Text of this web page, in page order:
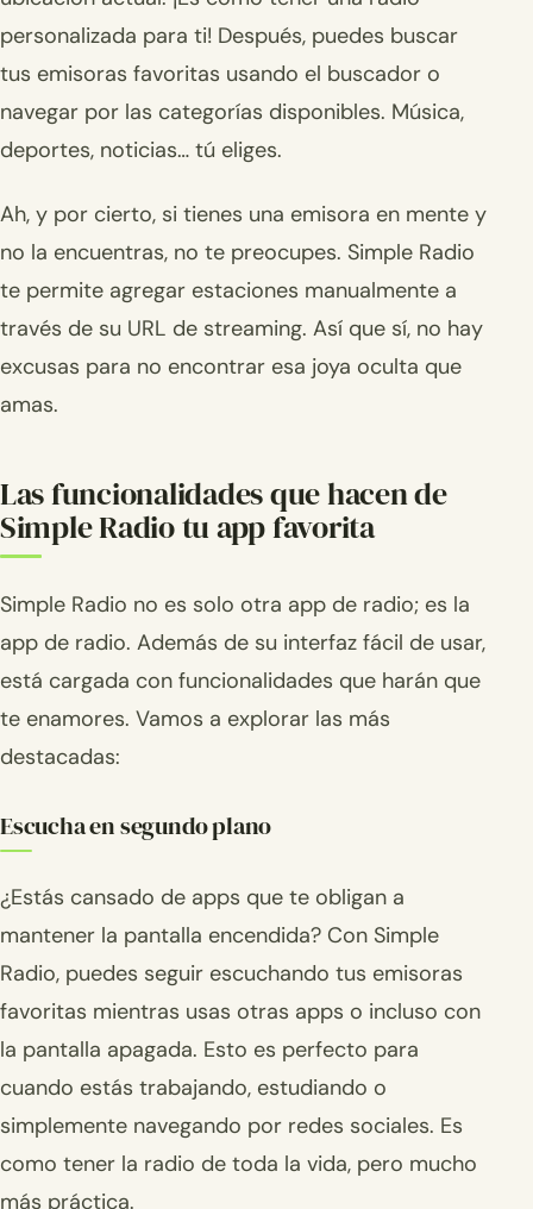
personalizada para ti! Después, puedes buscar
tus emisoras favoritas usando el buscador o
navegar por las categorías disponibles. Música,
deportes, noticias… tú eliges.
Ah, y por cierto, si tienes una emisora en mente y
no la encuentras, no te preocupes. Simple Radio
te permite agregar estaciones manualmente a
través de su URL de streaming. Así que sí, no hay
excusas para no encontrar esa joya oculta que
amas.
Las funcionalidades que hacen de
Simple Radio tu app favorita
Simple Radio no es solo otra app de radio; es la
app de radio. Además de su interfaz fácil de usar,
está cargada con funcionalidades que harán que
te enamores. Vamos a explorar las más
destacadas:
Escucha en segundo plano
¿Estás cansado de apps que te obligan a
mantener la pantalla encendida? Con Simple
Radio, puedes seguir escuchando tus emisoras
favoritas mientras usas otras apps o incluso con
la pantalla apagada. Esto es perfecto para
cuando estás trabajando, estudiando o
simplemente navegando por redes sociales. Es
como tener la radio de toda la vida, pero mucho
más práctica.